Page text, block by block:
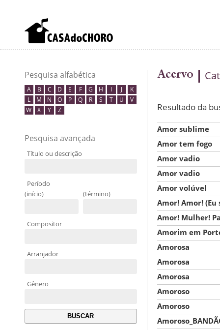
Pesquisa alfabética
A B C D E F G H I J
K
L
M N O P Q R S T U
V
W
X Y Z
Pesquisa avançada
Título ou descrição
Período
(início)
(término)
Compositor
Arranjador
Gênero
Acervo
Resultado da
Amor sublime
Amor tem fogo
Amor vadio
Amor vadio
Amor volúvel
Amor! Amor!
Amor! Mulher!
Amorim em
Amorosa
Amorosa
Amorosa
Amoroso
Amoroso